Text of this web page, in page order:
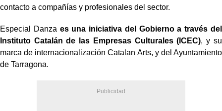
contacto a compañías y profesionales del sector.
Especial Danza es una iniciativa del Gobierno a través del
Instituto Catalán de las Empresas Culturales (ICEC), y su
marca de internacionalización Catalan Arts, y del Ayuntamiento
de Tarragona.